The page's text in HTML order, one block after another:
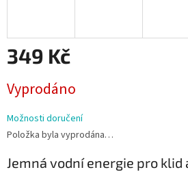
349 Kč
cena:
Vyprodáno
Možnosti doručení
Položka byla vyprodána…
Jemná vodní energie pro